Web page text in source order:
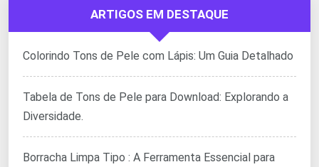
ARTIGOS EM DESTAQUE
Colorindo Tons de Pele com Lápis: Um Guia Detalhado
Tabela de Tons de Pele para Download: Explorando a
Diversidade.
Borracha Limpa Tipo : A Ferramenta Essencial para